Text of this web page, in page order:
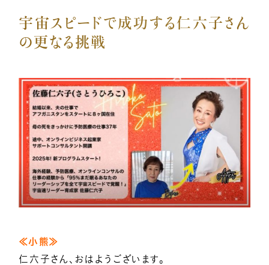
億楽®マインド
マスターコーチ認定者一覧
宇宙スピードで成功する仁六子さん
の更なる挑戦
≪小熊≫
仁六子さん、おはようございます。